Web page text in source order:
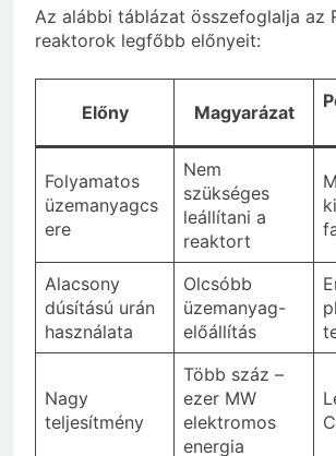
Az alábbi táblázat összefoglalja az
reaktorok legfőbb előnyeit:
Előny Magyarázat
Folyamatos
üzemanyagcs
ere
Nem
szükséges
leállítani a
reaktort
Alacsony
dúsítású urán
használata
Olcsóbb
üzemanyag-
előállítás
Nagy
teljesítmény
Több száz –
ezer MW
elektromos
energia